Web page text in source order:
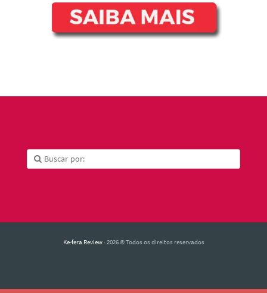
Ke-fera Review· 2026 © Todos os direitos reservados